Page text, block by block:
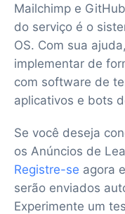
Mailchimp e
do serviço é o
OS. Com sua
implementar de
com software de
aplicativos e bots
Se você deseja
os Anúncios de
Registre-se agora
serão enviados
Experimente um